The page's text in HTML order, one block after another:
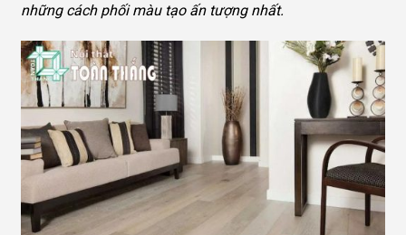
những cách phối màu tạo ấn tượng nhất.